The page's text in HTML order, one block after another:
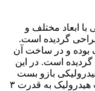
با ابعاد مختلف و
مکعب طراحی گردیده است.
بوده و در ساخت آن
گردیده است. در این
بازو بست
می گردد. بدین منظور دستگاه دارای یک پمپ هیدرولیک به قدرت ۳